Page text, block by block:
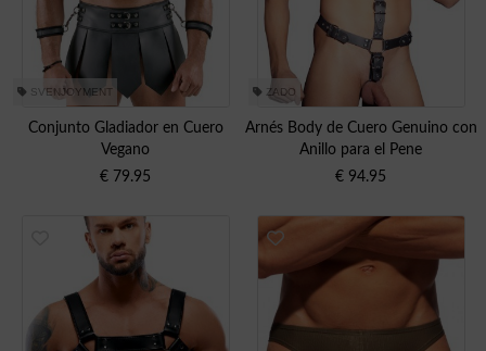
SVENJOYMENT
Conjunto Gladiador en Cuero
Vegano
€ 79.95
ZADO
Arnés Body de Cuero Genuino con
Anillo para el Pene
€ 94.95